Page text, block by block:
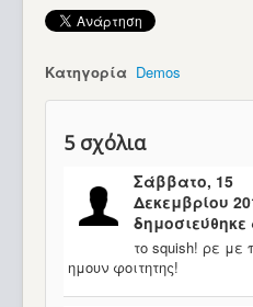
Κατηγορία Demos
5σχόλια
Σάββατο, 15
Δεκεμβρίου
το squish! ρε με
ημουν φοιτητης!